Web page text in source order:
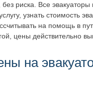
риска. Все эвакуаторы
узнать стоимость
на помощь в
цены действительно
на